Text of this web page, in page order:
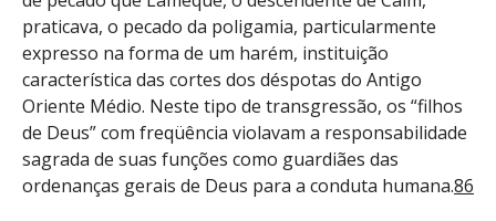
praticava, o pecado da poligamia, particularmente
expresso na forma de um harém, instituição
característica das cortes dos déspotas do Antigo
Oriente Médio. Neste tipo de transgressão, os “filhos
de Deus” com freqüência violavam a responsabilidade
sagrada de suas funções como guardiães das
ordenanças gerais de Deus para a conduta humana.86